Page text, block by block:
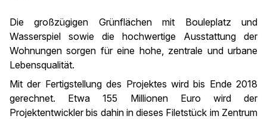
Die großzügigen Grünflächen mit Bouleplatz und
Wasserspiel sowie die hochwertige Ausstattung der
Wohnungen sorgen für eine hohe, zentrale und urbane
Lebensqualität.
Mit der Fertigstellung des Projektes wird bis Ende 2018
gerechnet. Etwa 155 Millionen Euro wird der
Projektentwickler bis dahin in dieses Filetstück im Zentrum